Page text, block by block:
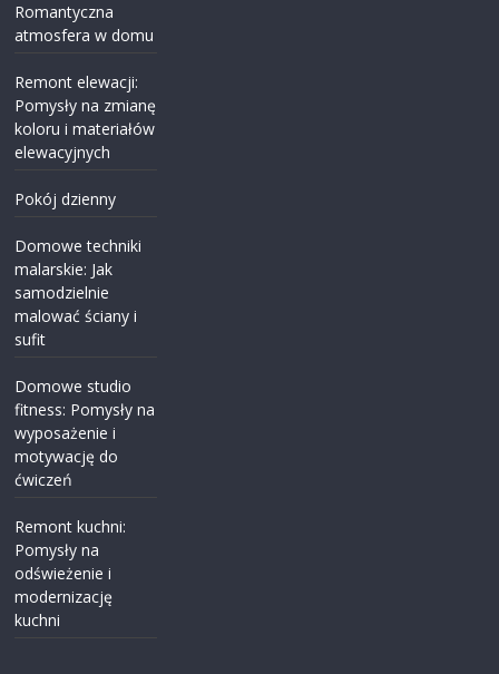
Romantyczna
atmosfera w domu
Remont elewacji:
Pomysły na zmianę
koloru i materiałów
elewacyjnych
Pokój dzienny
Domowe techniki
malarskie: Jak
samodzielnie
malować ściany i
sufit
Domowe studio
fitness: Pomysły na
wyposażenie i
motywację do
ćwiczeń
Remont kuchni:
Pomysły na
odświeżenie i
modernizację
kuchni